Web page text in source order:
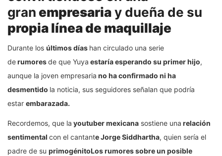
granempresariay dueña de su
propia línea de maquillaje
Durante los últimos días han circulado una serie
derumoresde que Yuya estaría esperando su primer hijo,
aunque la joven empresaria no ha confirmado ni ha
desmentido la noticia, sus seguidores señalan que podría
estar embarazada.
Recordemos, que la youtuber mexicana sostiene una relación
sentimental con el cantante Jorge Siddhartha, quien sería el
padre de su primogénitoLos rumores sobre un posible